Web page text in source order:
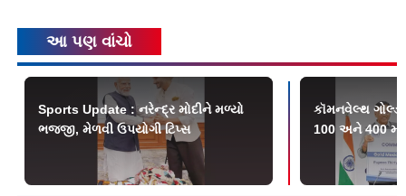
આ પણ વાંચો
Sports Update : નરેન્દ્ર મોદીને મળ્યો
ભજ્જી, મેળવી ઉપયોગી ટિપ્સ
કૉમનવેલ્થ ગોલ્ડ
100 અને 400